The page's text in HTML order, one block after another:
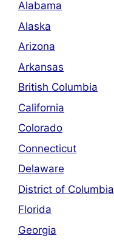
Alabama
Alaska
Arizona
Arkansas
British Columbia
California
Colorado
Connecticut
Delaware
District of Columbia
Florida
Georgia